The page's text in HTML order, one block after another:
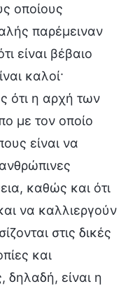
οποίους
παρέμειναν
είναι βέβαιο
καλοί·
ότι η αρχή των
με τον οποίο
είναι να
καθώς και ότι
να καλλιεργούν
στις δικές
και
δηλαδή, είναι η